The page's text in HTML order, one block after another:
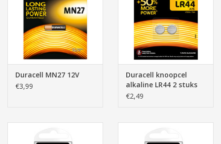
Duracell MN27 12V
€3,99
Duracell knoopcel
alkaline LR44 2 stuks
€2,49